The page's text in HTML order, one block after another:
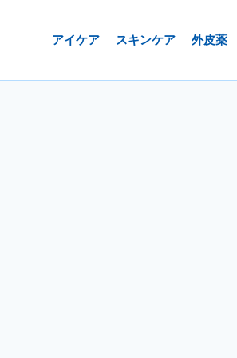
アイケア スキンケア 外皮薬